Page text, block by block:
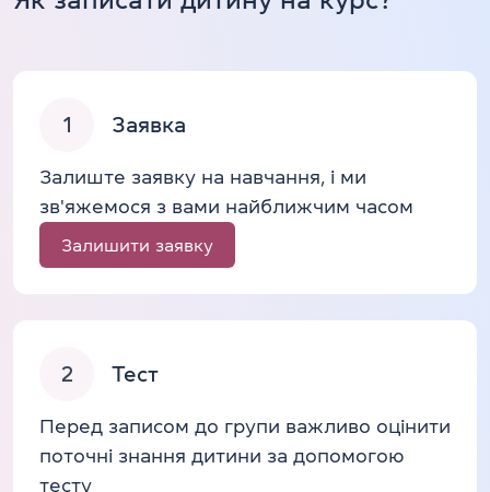
1 Заявка
Залиште заявку на навчання, і ми
зв'яжемося з вами найближчим часом
Залишити заявку
2 Тест
Перед записом до групи важливо оцінити
поточні знання дитини за допомогою
тесту